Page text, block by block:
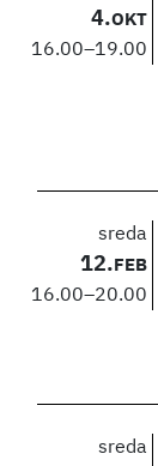
4.OKT
16.00–19.00
sreda
12. FEB
16.00–20.00
sreda